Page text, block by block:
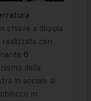
chiave a doppia
realizzata con
6
della
in acciaio al
in